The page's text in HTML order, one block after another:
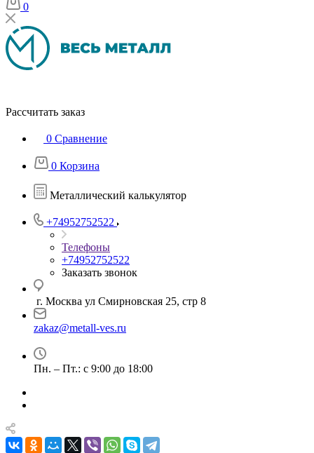
0
Рассчитать заказ
0 Сравнение
0 Корзина
Металлический калькулятор
+74952752522
Телефоны
+74952752522
Заказать звонок
г. Москва ул Смирновская 25, стр 8
zakaz@metall-ves.ru
Пн. – Пт.: с 9:00 до 18:00